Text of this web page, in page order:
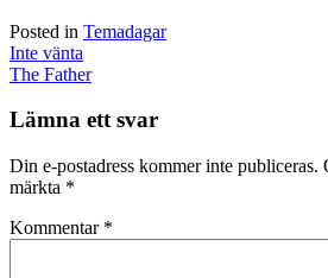
Posted in Temadagar
Post
navigation
Inte vänta
The Father
Lämna ett svar
Din e-postadress kommer inte publiceras.
märkta *
Kommentar *